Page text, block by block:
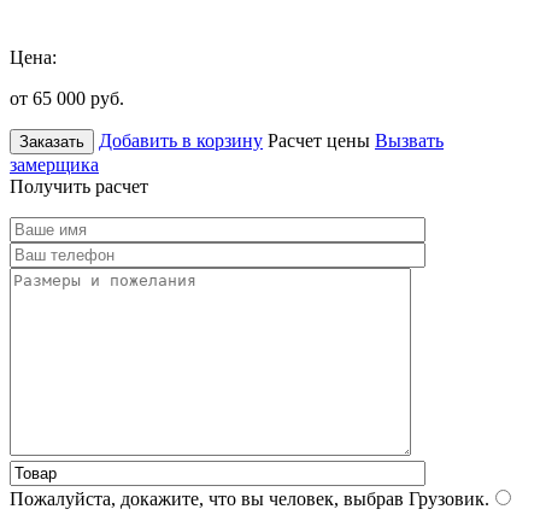
Цена:
от 65 000 руб.
Заказать Добавить в корзину Расчет цены Вызвать
замерщика
Получить расчет
Пожалуйста, докажите, что вы человек, выбрав Грузовик.